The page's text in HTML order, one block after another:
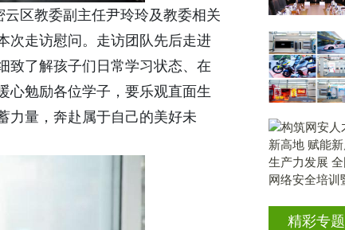
区教委副主任尹玲玲及教委相关
次走访慰问。走访团队先后走进
致了解孩子们日常学习状态、在
心勉励各位学子，要乐观直面生
力量，奔赴属于自己的美好未
精彩专题